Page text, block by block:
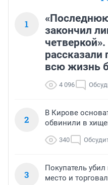
1
закончил
всю жизнь
4 096
2
В Кирове
обвинили в
340
3
Покупатель
место и